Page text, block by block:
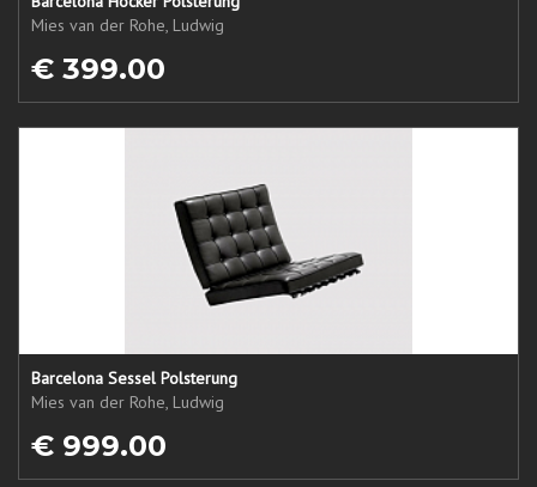
Mies van der Rohe, Ludwig
€ 399.00
Barcelona Sessel Polsterung
Mies van der Rohe, Ludwig
€ 999.00